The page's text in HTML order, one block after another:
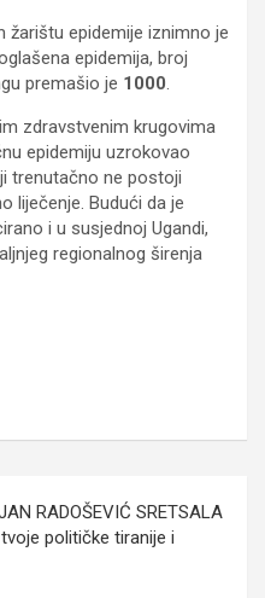
epidemije iznimno je
epidemija, broj
premašio je 1000.
zdravstvenim krugovima
epidemiju uzrokovao
trenutačno ne postoji
liječenje. Budući da je
i u susjednoj Ugandi,
regionalnog širenja
RADOŠEVIĆ SRETSALA
političke tiranije i